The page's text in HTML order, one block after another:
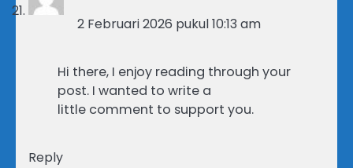
2 Februari 2026 pukul 10:13 am
Hi there, I enjoy reading through your
post. I wanted to write a
little comment to support you.
Reply